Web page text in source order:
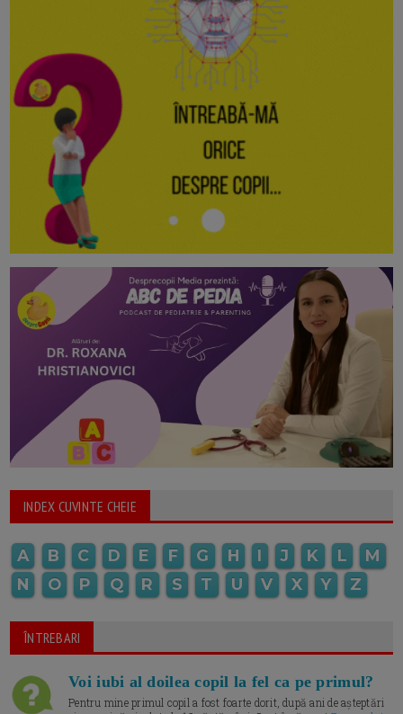
INDEX CUVINTE CHEIE
A B C D E F G H I J K L
M
N
O P Q R S T U V X Y Z
ÎNTREBARI
Voi iubi al doilea copil la fel ca pe primul?
Pentru mine primul copil a fost foarte dorit, după ani de așteptări